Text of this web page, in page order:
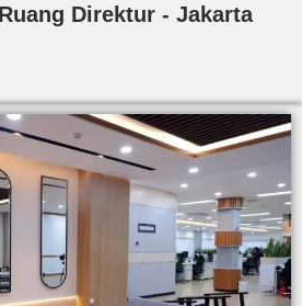
Direktur - Jakarta